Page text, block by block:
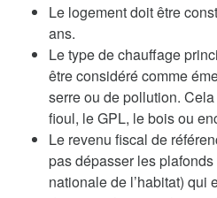
Le logement doit être
ans.
Le type de chauffage
être considéré comme
serre ou de pollution.
fioul, le GPL, le bois ou
Le revenu fiscal de
pas dépasser les
nationale de l’habitat) qui